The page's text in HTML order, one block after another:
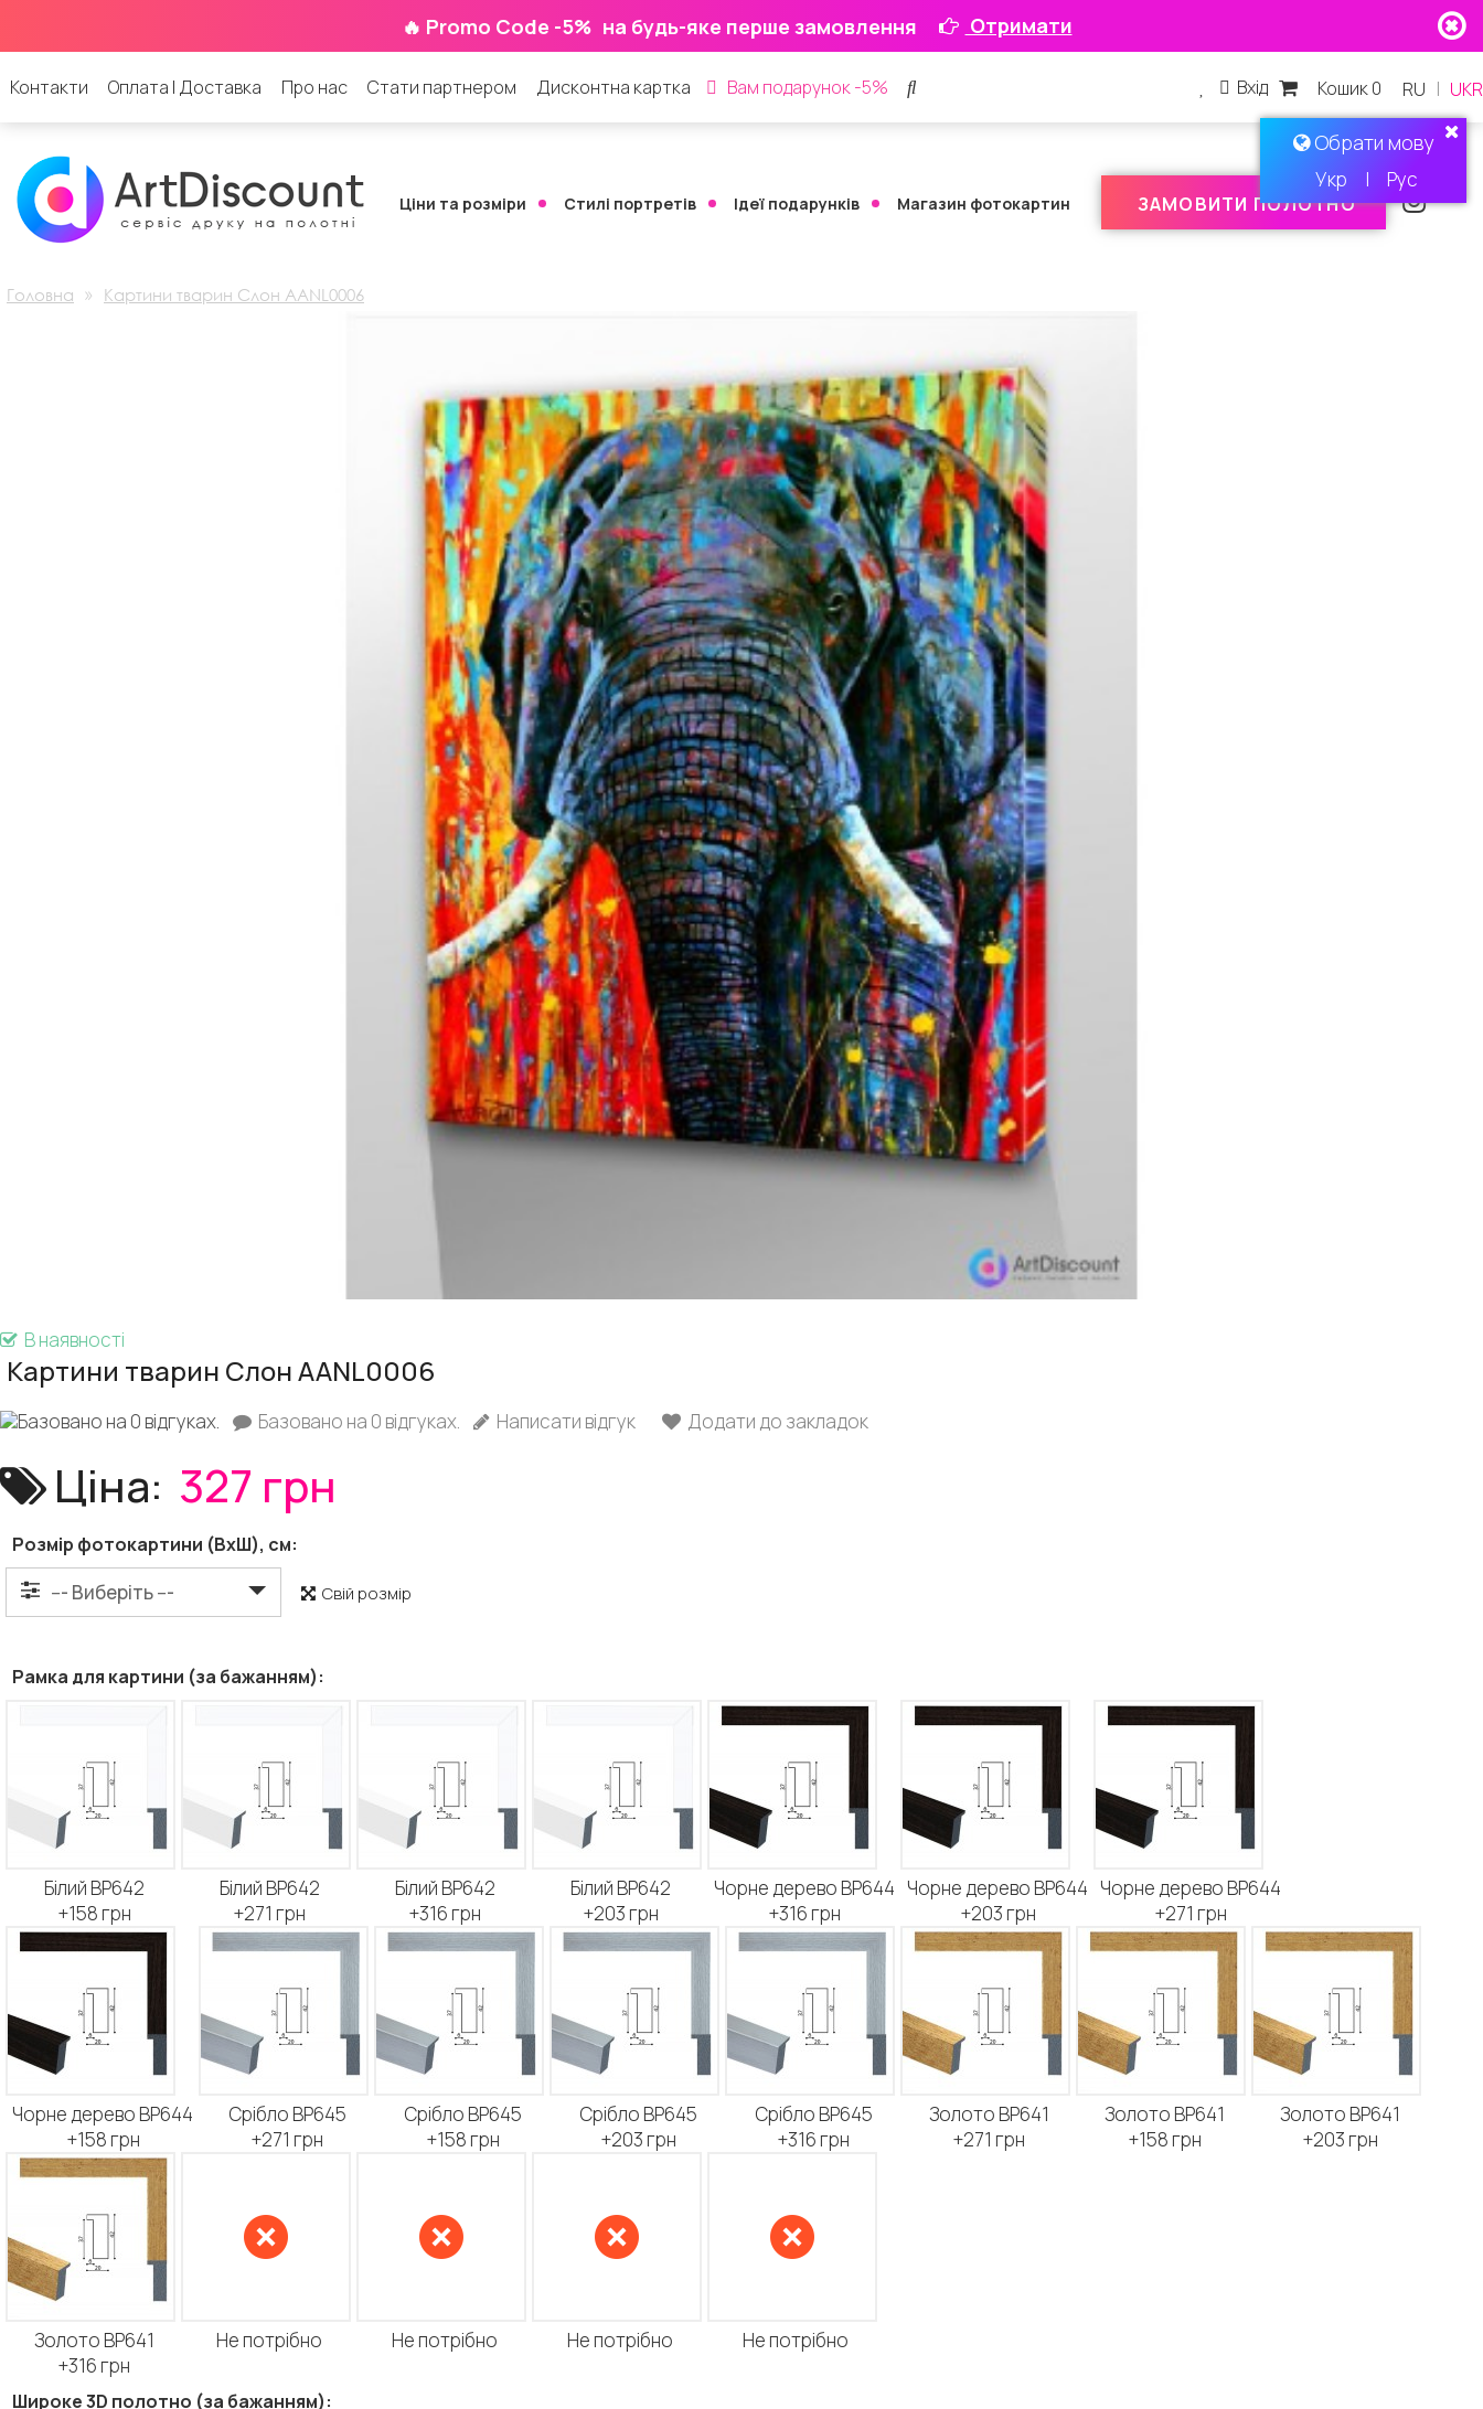
🔥 Promo Code -5% на будь-яке перше замовлення Отримати
Обрати мову
Укр | Рус
Контакти Оплата | Доставка Про нас Стати партнером Дисконтна картка Вам подарунок -5% RU | UKR
Кошик 0
Вхід
Ціни та розміри Стилі портретів Ідеї ​​подарунків Магазин фотокартин ЗАМОВИТИ ПОЛОТНО
Головна » Картини тварин Слон AANL0006
В наявності
Картини тварин Слон AANL0006
Базовано на 0 відгуках. Написати відгук Додати до закладок
Ціна: 327 грн
Розмір фотокартини (ВхШ), см:
Свій розмір
Рамка для картини (за бажанням):
Білий BP642
+158 грн
Білий BP642
+271 грн
Білий BP642
+316 грн
Білий BP642
+203 грн
Чорне дерево BP644
+316 грн
Чорне дерево BP644
+203 грн
Чорне дерево BP644
+271 грн
Чорне дерево BP644
+158 грн
Срібло BP645
+271 грн
Срібло BP645
+158 грн
Срібло BP645
+203 грн
Срібло BP645
+316 грн
Золото BP641
+271 грн
Золото BP641
+158 грн
Золото BP641
+203 грн
Золото BP641
+316 грн
Не потрібно Не потрібно Не потрібно Не потрібно
Широке 3D полотно (за бажанням):